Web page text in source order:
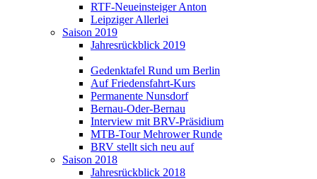
RTF-Neueinsteiger Anton
Leipziger Allerlei
Saison 2019
Jahresrückblick 2019
Gedenktafel Rund um Berlin
Auf Friedensfahrt-Kurs
Permanente Nunsdorf
Bernau-Oder-Bernau
Interview mit BRV-Präsidium
MTB-Tour Mehrower Runde
BRV stellt sich neu auf
Saison 2018
Jahresrückblick 2018